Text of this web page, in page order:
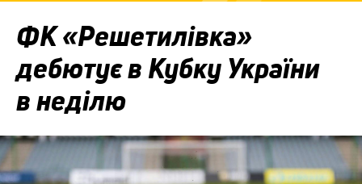
ФК «Решетилівка»
дебютує в Кубку України
в неділю